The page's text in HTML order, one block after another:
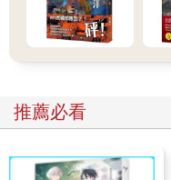
的文選集，是以我和數百
流產是一種叩問生死議題
治和文化面的現實，應該
學者尋求推薦和指引，結
材，但它們若不是很難覓
的文學之海中。這個計畫
時候，一場令人受創的總
推薦必看